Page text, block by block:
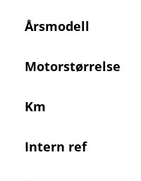
Årsmodell
Motorstørrelse
Km
Intern ref